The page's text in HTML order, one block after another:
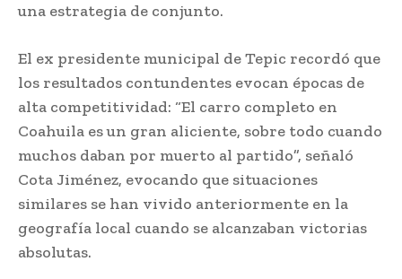
una estrategia de conjunto.
El ex presidente municipal de Tepic recordó que
los resultados contundentes evocan épocas de
alta competitividad: “El carro completo en
Coahuila es un gran aliciente, sobre todo cuando
muchos daban por muerto al partido”, señaló
Cota Jiménez, evocando que situaciones
similares se han vivido anteriormente en la
geografía local cuando se alcanzaban victorias
absolutas.